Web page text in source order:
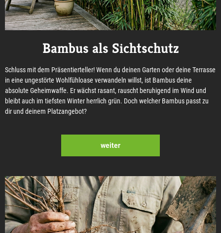
Bambus als Sichtschutz
Schluss mit dem Präsentierteller! Wenn du deinen Garten oder deine Terrasse
in eine ungestörte Wohlfühloase verwandeln willst, ist Bambus deine
absolute Geheimwaffe. Er wächst rasant, rauscht beruhigend im Wind und
bleibt auch im tiefsten Winter herrlich grün. Doch welcher Bambus passt zu
dir und deinem Platzangebot?
weiter